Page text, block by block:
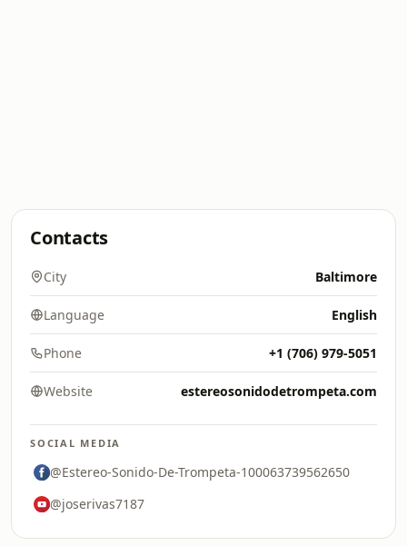
Contacts
City Baltimore
Language English
Phone +1 (706) 979-5051
Website estereosonidodetrompeta.com
SOCIAL MEDIA
@Estereo-Sonido-De-Trompeta-100063739562650
@joserivas7187